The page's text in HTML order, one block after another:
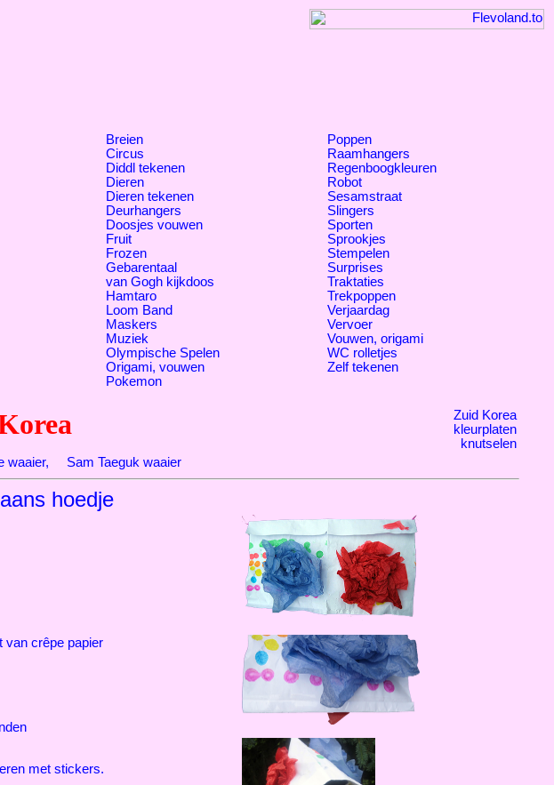
Breien
Circus
Diddl tekenen
Dieren
Dieren tekenen
Deurhangers
Doosjes vouwen
Fruit
Frozen
Gebarentaal
van Gogh kijkdoos
Hamtaro
Loom Band
Maskers
Muziek
Olympische Spelen
Origami, vouwen
Pokemon
Poppen
Raamhangers
Regenboogkleuren
Robot
Sesamstraat
Slingers
Sporten
Sprookjes
Stempelen
Surprises
Traktaties
Trekpoppen
Verjaardag
Vervoer
Vouwen, origami
WC rolletjes
Zelf tekenen
waaier, Sam Taeguk waaier
Zuid Korea
kleurplaten
knutselen
hoedje
van crêpe papier
met stickers.